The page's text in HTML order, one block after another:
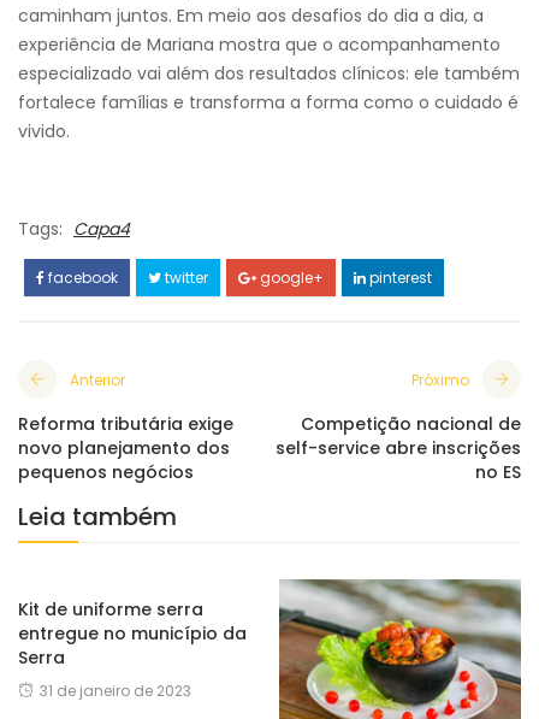
caminham juntos. Em meio aos desafios do dia a dia, a
experiência de Mariana mostra que o acompanhamento
especializado vai além dos resultados clínicos: ele também
fortalece famílias e transforma a forma como o cuidado é
vivido.
Tags: Capa4
facebook twitter google+ pinterest
Anterior
Reforma tributária exige
novo planejamento dos
pequenos negócios
Próximo
Competição nacional de
self-service abre inscrições
no ES
Leia também
Kit de uniforme serra
entregue no município da
Serra
31 de janeiro de 2023